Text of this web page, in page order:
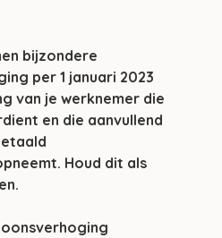
bijzondere
per 1 januari 2023
van je werknemer die
en die aanvullend
Houd dit als